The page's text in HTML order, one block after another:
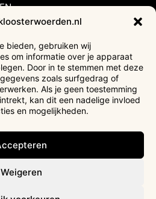
bieden, gebruiken wij
om informatie over je apparaat
Door in te stemmen met deze
zoals surfgedrag of
Als je geen toestemming
kan dit een nadelige invloed
en mogelijkheden.
Weigeren